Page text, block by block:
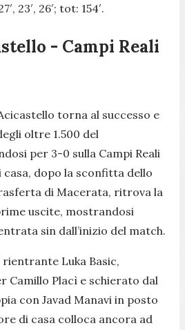
23′, 26′; tot: 154′.
- Campi Reali
torna al successo e
oltre 1.500 del
per 3-0 sulla Campi Reali
casa, dopo la sconfitta dello
di Macerata, ritrova la
uscite, mostrandosi
sin dall’inizio del match.
Luka Basic,
Camillo Placì e schierato dal
con Javad Manavi in posto
di casa colloca ancora ad